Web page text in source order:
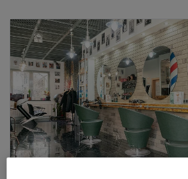
Dienstag
Mittwoch
Donnerstag
Freitag
Samstag
Sonntag
MIVI Friseur ist ein renommierter Friseur,
Berlin-Mitte befindet. Der Salon ist
engagierte Betreuung und seinen